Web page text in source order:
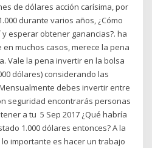
de dólares acción carísima, por
durante varios años, ¿Cómo
esperar obtener ganancias?. ha
muchos casos, merece la pena
Vale la pena invertir en la bolsa
dólares) considerando las
debes invertir entre
seguridad encontrarás personas
a tu 5 Sep 2017 ¿Qué habría
1.000 dólares entonces? A la
importante es hacer un trabajo